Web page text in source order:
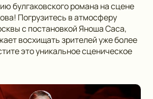
булгаковского романа на сцене
Погрузитесь в атмосферу
с постановкой Яноша Саса,
восхищать зрителей уже более
это уникальное сценическое